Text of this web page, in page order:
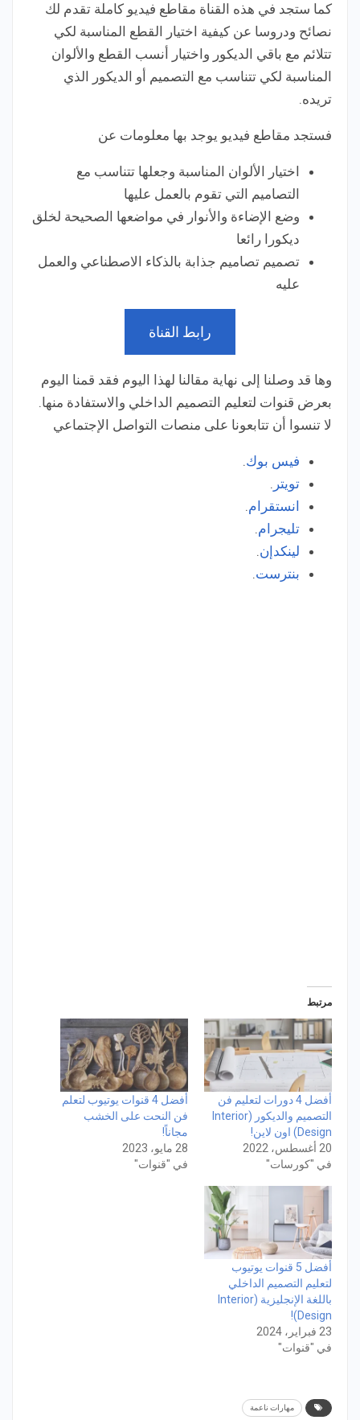
كما ستجد في هذه القناة مقاطع فيديو كاملة تقدم لك
نصائح ودروسا عن كيفية اختيار القطع المناسبة لكي
تتلائم مع باقي الديكور واختيار أنسب القطع والألوان
المناسبة لكي تتناسب مع التصميم أو الديكور الذي
تريده.
فستجد مقاطع فيديو يوجد بها معلومات عن
اختيار الألوان المناسبة وجعلها تتناسب مع
التصاميم التي تقوم بالعمل عليها
وضع الإضاءة والأنوار في مواضعها الصحيحة لخلق
ديكورا رائعا
تصميم تصاميم جذابة بالذكاء الاصطناعي والعمل
عليه
رابط القناة
وها قد وصلنا إلى نهاية مقالنا لهذا اليوم فقد قمنا اليوم
بعرض قنوات لتعليم التصميم الداخلي والاستفادة منها.
لا تنسوا أن تتابعونا على منصات التواصل الإجتماعي
فيس بوك.
تويتر .
انستقرام.
تليجرام.
لينكدإن.
بنترست.
مرتبط
أفضل 4 دورات لتعليم فن
التصميم والديكور (Interior
Design) اون لاين!
20 أغسطس، 2022
في "كورسات"
أفضل 4 قنوات يوتيوب لتعلم
فن النحت على الخشب
مجاناً!
28 مايو، 2023
في "قنوات"
أفضل 5 قنوات يوتيوب
لتعليم التصميم الداخلي
باللغة الإنجليزية (Interior
Design)!
23 فبراير، 2024
في "قنوات"
مهارات ناعمة